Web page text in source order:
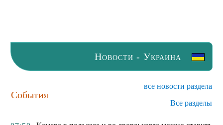
Новости - Украина
События
все новости раздела
Все разделы